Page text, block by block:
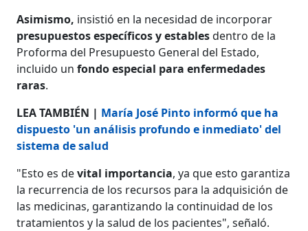
Asimismo, insistió en la necesidad de incorporar
presupuestos específicos y establesdentro de la
Proforma del Presupuesto General del Estado,
incluido unfondo especial para enfermedades
raras.
LEA TAMBIÉN | María José Pinto informó que ha
dispuesto 'un análisis profundo e inmediato' del
sistema de salud
"Esto es devital importancia, ya que esto garantiza
la recurrencia de los recursos para la adquisición de
las medicinas, garantizando la continuidad de los
tratamientos y la salud de los pacientes", señaló.